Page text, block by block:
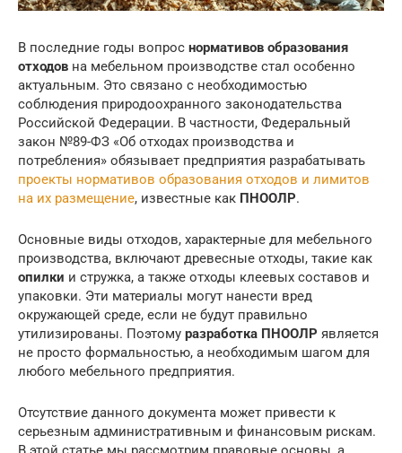
В последние годы вопрос нормативов образования
отходов на мебельном производстве стал особенно
актуальным. Это связано с необходимостью
соблюдения природоохранного законодательства
Российской Федерации. В частности, Федеральный
закон №89-ФЗ «Об отходах производства и
потребления» обязывает предприятия разрабатывать
проекты нормативов образования отходов и лимитов
на их размещение, известные как ПНООЛР.
Основные виды отходов, характерные для мебельного
производства, включают древесные отходы, такие как
опилки и стружка, а также отходы клеевых составов и
упаковки. Эти материалы могут нанести вред
окружающей среде, если не будут правильно
утилизированы. Поэтому разработка ПНООЛР является
не просто формальностью, а необходимым шагом для
любого мебельного предприятия.
Отсутствие данного документа может привести к
серьезным административным и финансовым рискам.